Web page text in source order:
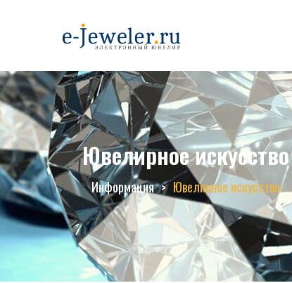
Ювелирное искусство
Информация Ювелирное искусство